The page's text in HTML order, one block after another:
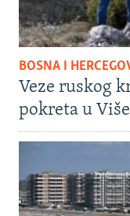
BOSNA I
Veze ruskog
pokreta u